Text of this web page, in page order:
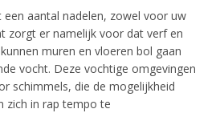
aantal nadelen, zowel voor uw
zorgt er namelijk voor dat verf en
muren en vloeren bol gaan
vocht. Deze vochtige omgevingen
schimmels, die de mogelijkheid
zich in rap tempo te